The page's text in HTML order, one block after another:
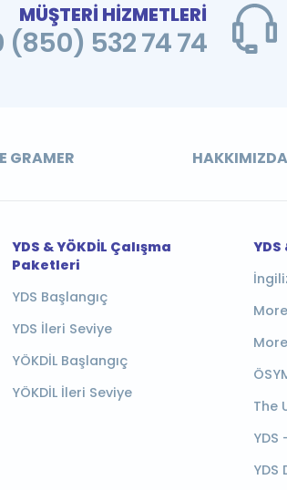
MÜŞTERİ HİZMETLERİ
(850) 532 74 74
GRAMER HAKKIMIZDA
YDS & YÖKDİL Çalışma
Paketleri
YDS Başlangıç
YDS İleri Seviye
YÖKDİL Başlangıç
YÖKDİL İleri Seviye
YDS
The
YDS
YDS